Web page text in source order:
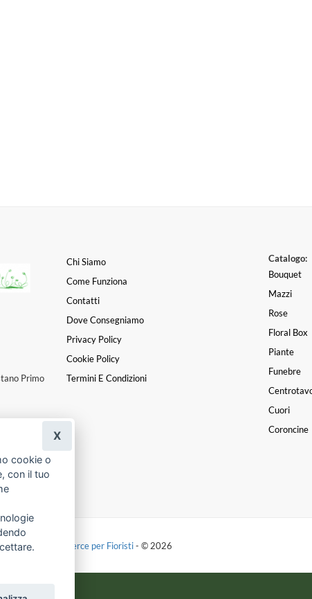
Primo
Chi Siamo
Come Funziona
Contatti
Dove Consegniamo
Privacy Policy
Cookie Policy
Termini E Condizioni
Catalogo:
Bouquet
Mazzi
Rose
Floral Box
Piante
Funebre
Cuori
Coroncine
Siti ecommerce per Fioristi- © 2026
cookie o
con il tuo
X